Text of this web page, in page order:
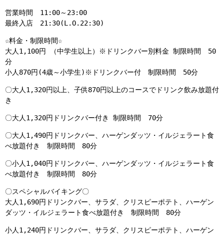
営業時間 11:00～23:00
最終入店 21:30(L.O.22:30)
☆料金・制限時間☆
大人1,100円 （中学生以上）※ドリンクバー別料金 制限時間 50
分
小人870円(4歳～小学生)※ドリンクバー付 制限時間 50分
〇大人1,320円以上、子供870円以上のコースでドリンク飲み放題付
き
〇大人1,320円ドリンクバー付き 制限時間 70分
〇大人1,490円ドリンクバー、ハーゲンダッツ・イルジェラート食
べ放題付き 制限時間 80分
〇小人1,040円ドリンクバー、ハーゲンダッツ・イルジェラート食
べ放題付き 制限時間 80分
〇スペシャルバイキング〇
大人1,690円ドリンクバー、サラダ、クリスピーポテト、ハーゲン
ダッツ・イルジェラート食べ放題付き 制限時間 80分
小人1,240円ドリンクバー、サラダ、クリスピーポテト、ハーゲン